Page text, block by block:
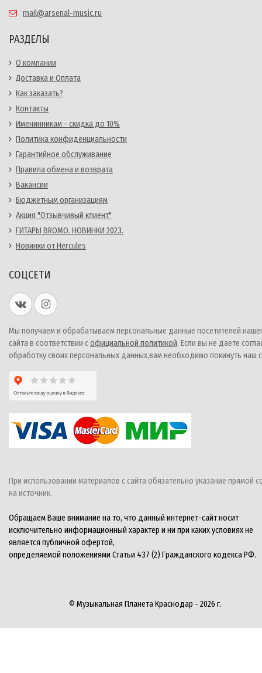
mail@arsenal-music.ru
РАЗДЕЛЫ
О компании
Доставка и Оплата
Как заказать?
Контакты
Именинникам - скидка до 10%
Политика конфиденциальности
Гарантийное обслуживание
Правила обмена и возврата
Вакансии
Бюджетным организациям
Акция "Отзывчивый клиент"
ГИТАРЫ BROMO. НОВИНКИ 2023.
Новинки от Hercules
СОЦСЕТИ
Мы получаем и обрабатываем персональные данные посетителей
сайта в соответствии софициальной политикой. Если вы не даете
обработку своих персональных данных,вам необходимо покинуть наш
При использовании материалов с сайта обязательно указание прямой
на источник.
Обращаем Ваше внимание на то, что данный интернет-сайт носит
исключительно информационный характер и ни при каких условиях не
является публичной офертой,
определяемой положениями Статьи 437 (2) Гражданского кодекса РФ.
© Музыкальная Планета Краснодар - 2026 г.